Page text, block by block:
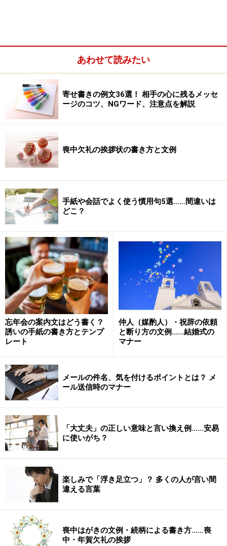
一例を挙げて示す。……など。「この着物な
んかお似合いです」「映画なんかよく行
く」
ある事物を例示し、それを軽んじていう意
を表す。……など。「彼の言うことなんか聞
くな」「君になんかわからない」（「デジ
タル大辞泉」より）
とあります。ですから、「なんか」とは、「なにか」の
音変化、転じたもので文章言葉よりも話し言葉などのく
だけた言い方として使われるものと考えられます。
ではそのもとである「なにか」の意味も見てみましょ
う。
■「なんか」のもとの言葉である「なにか」とは
［連語］
一《代名詞「なに」＋助詞「か」》
《「か」は副助詞》感覚・願望などの内容
がはっきりしない事物をさす。
「何かがありそうだ」「お茶か何か飲みた
い」
《「か」は係助詞。感動詞的に用いる》
あわせて読みたい
寄せ書きの例文36選！ 相手の心に残るメッセ
ージのコツ、NGワード、注意点を解説
喪中欠礼の挨拶状の書き方と文例
手紙や会話でよく使う慣用句5選……間違いは
どこ？
忘年会の案内文はどう書く？
誘いの手紙の書き方とテンプ
レート
仲人（媒酌人）・祝辞の依頼
と断り方の文例……結婚式の
マナー
メールの件名、気を付けるポイントとは？ メ
ール送信時のマナー
「大丈夫」の正しい意味と言い換え例……安易
に使いがち？
楽しみで「浮き足立つ」？ 多くの人が言い間
違える言葉
喪中はがきの文例・続柄による書き方……喪
中・年賀欠礼の挨拶